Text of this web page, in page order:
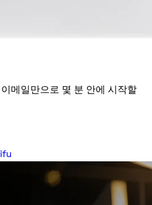
메일만으로 몇 분 안에 시작할